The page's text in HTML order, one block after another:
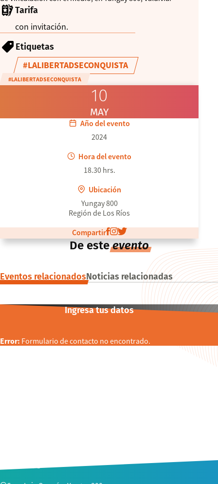
Tarifa
con invitación.
Etiquetas
#LALIBERTADSECONQUISTA
#LALIBERTADSECONQUISTA
10
MAY
Año del evento
2024
Hora del evento
18.30 hrs.
Ubicación
Yungay 800
Región de Los Ríos
Compartir
De esteevento
Eventos relacionadosNoticias relacionadas
Magíster de la Universidad de La Frontera
Ingresa tus datos
Error: Formulario de contacto no encontrado.
CONTACTO